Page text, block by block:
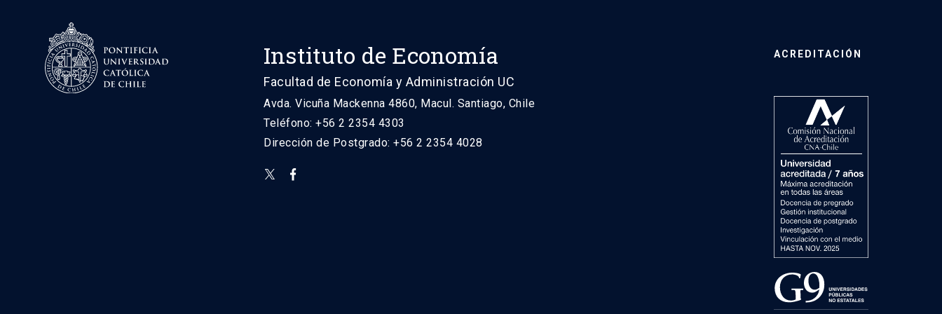
Instituto de Economía
Facultad de Economía y Administración UC
Avda. Vicuña Mackenna 4860, Macul. Santiago, Chile
Teléfono: +56 2 2354 4303
Dirección de Postgrado: +56 2 2354 4028
ACREDITACIÓN